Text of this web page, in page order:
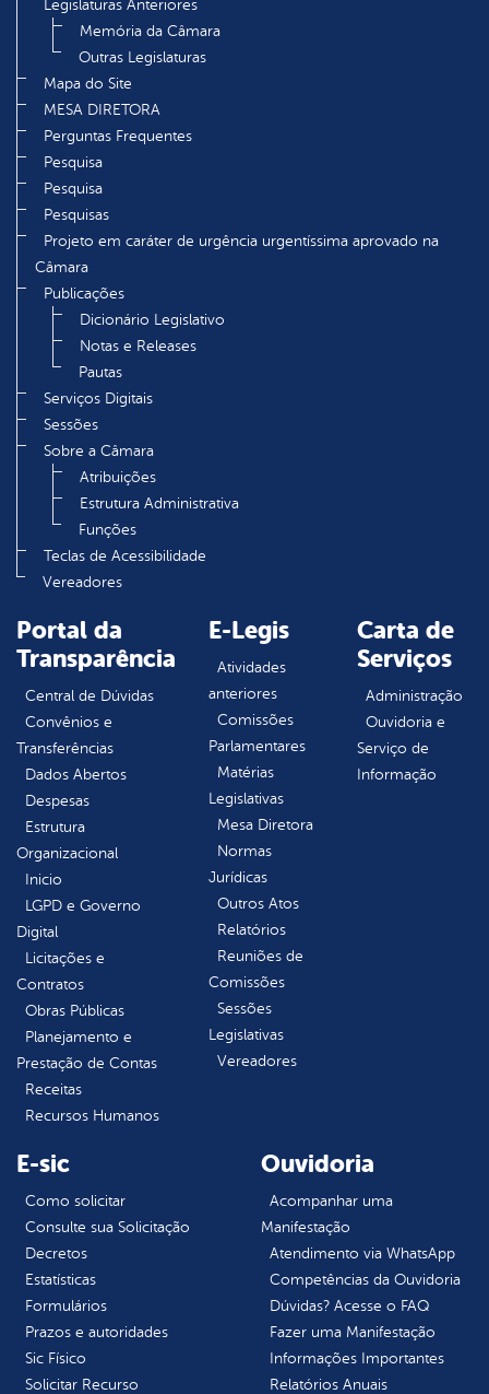
Legislaturas Anteriores
Memória da Câmara
Outras Legislaturas
Mapa do Site
MESA DIRETORA
Perguntas Frequentes
Pesquisa
Pesquisa
Pesquisas
Projeto em caráter de urgência urgentíssima aprovado na
Câmara
Publicações
Dicionário Legislativo
Notas e Releases
Pautas
Serviços Digitais
Sessões
Sobre a Câmara
Atribuições
Estrutura Administrativa
Funções
Teclas de Acessibilidade
Vereadores
Portal da
Transparência
Central de Dúvidas
Convênios e
Transferências
Dados Abertos
Despesas
Estrutura
Organizacional
Inicio
LGPD e Governo
Digital
Licitações e
Contratos
Obras Públicas
Planejamento e
Prestação de Contas
Receitas
Recursos Humanos
E-Legis
Atividades
anteriores
Comissões
Parlamentares
Matérias
Legislativas
Mesa Diretora
Normas
Jurídicas
Outros Atos
Relatórios
Reuniões de
Comissões
Sessões
Legislativas
Vereadores
Carta de
Serviços
Administração
Ouvidoria e
Serviço de
Informação
E-sic
Como solicitar
Consulte sua Solicitação
Decretos
Estatísticas
Formulários
Prazos e autoridades
Sic Físico
Solicitar Recurso
Ouvidoria
Acompanhar uma
Manifestação
Atendimento via WhatsApp
Competências da Ouvidoria
Dúvidas? Acesse o FAQ
Fazer uma Manifestação
Informações Importantes
Relatórios Anuais